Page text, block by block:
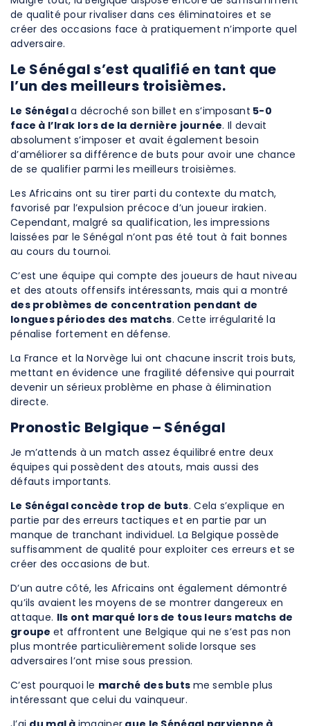
de qualité pour rivaliser dans ces éliminatoires et se
créer des occasions face à pratiquement n’importe quel
adversaire.
Le Sénégal s’est qualifié en tant que
l’un des meilleurs troisièmes.
Le Sénégala décroché son billet en s’imposant 5-0
face à l’Irak lors de la dernière journée. Il devait
absolument s’imposer et avait également besoin
d’améliorer sa différence de buts pour avoir une chance
de se qualifier parmi les meilleurs troisièmes.
Les Africains ont su tirer parti du contexte du match,
favorisé par l’expulsion précoce d’un joueur irakien.
Cependant, malgré sa qualification, les impressions
laissées par le Sénégal n’ont pas été tout à fait bonnes
au cours du tournoi.
C’est une équipe qui compte des joueurs de haut niveau
et des atouts offensifs intéressants, mais qui a montré
des problèmes de concentration pendant de
longues périodes des matchs. Cette irrégularité la
pénalise fortement en défense.
La France et la Norvège lui ont chacune inscrit trois buts,
mettant en évidence une fragilité défensive qui pourrait
devenir un sérieux problème en phase à élimination
directe.
Pronostic Belgique – Sénégal
Je m’attends à un match assez équilibré entre deux
équipes qui possèdent des atouts, mais aussi des
défauts importants.
Le Sénégal concède trop de buts. Cela s’explique en
partie par des erreurs tactiques et en partie par un
manque de tranchant individuel. La Belgique possède
suffisamment de qualité pour exploiter ces erreurs et se
créer des occasions de but.
D’un autre côté, les Africains ont également démontré
qu’ils avaient les moyens de se montrer dangereux en
attaque. Ils ont marqué lors de tous leurs matchs de
groupe et affrontent une Belgique qui ne s’est pas non
plus montrée particulièrement solide lorsque ses
adversaires l’ont mise sous pression.
C’est pourquoi le marché des buts me semble plus
intéressant que celui du vainqueur.